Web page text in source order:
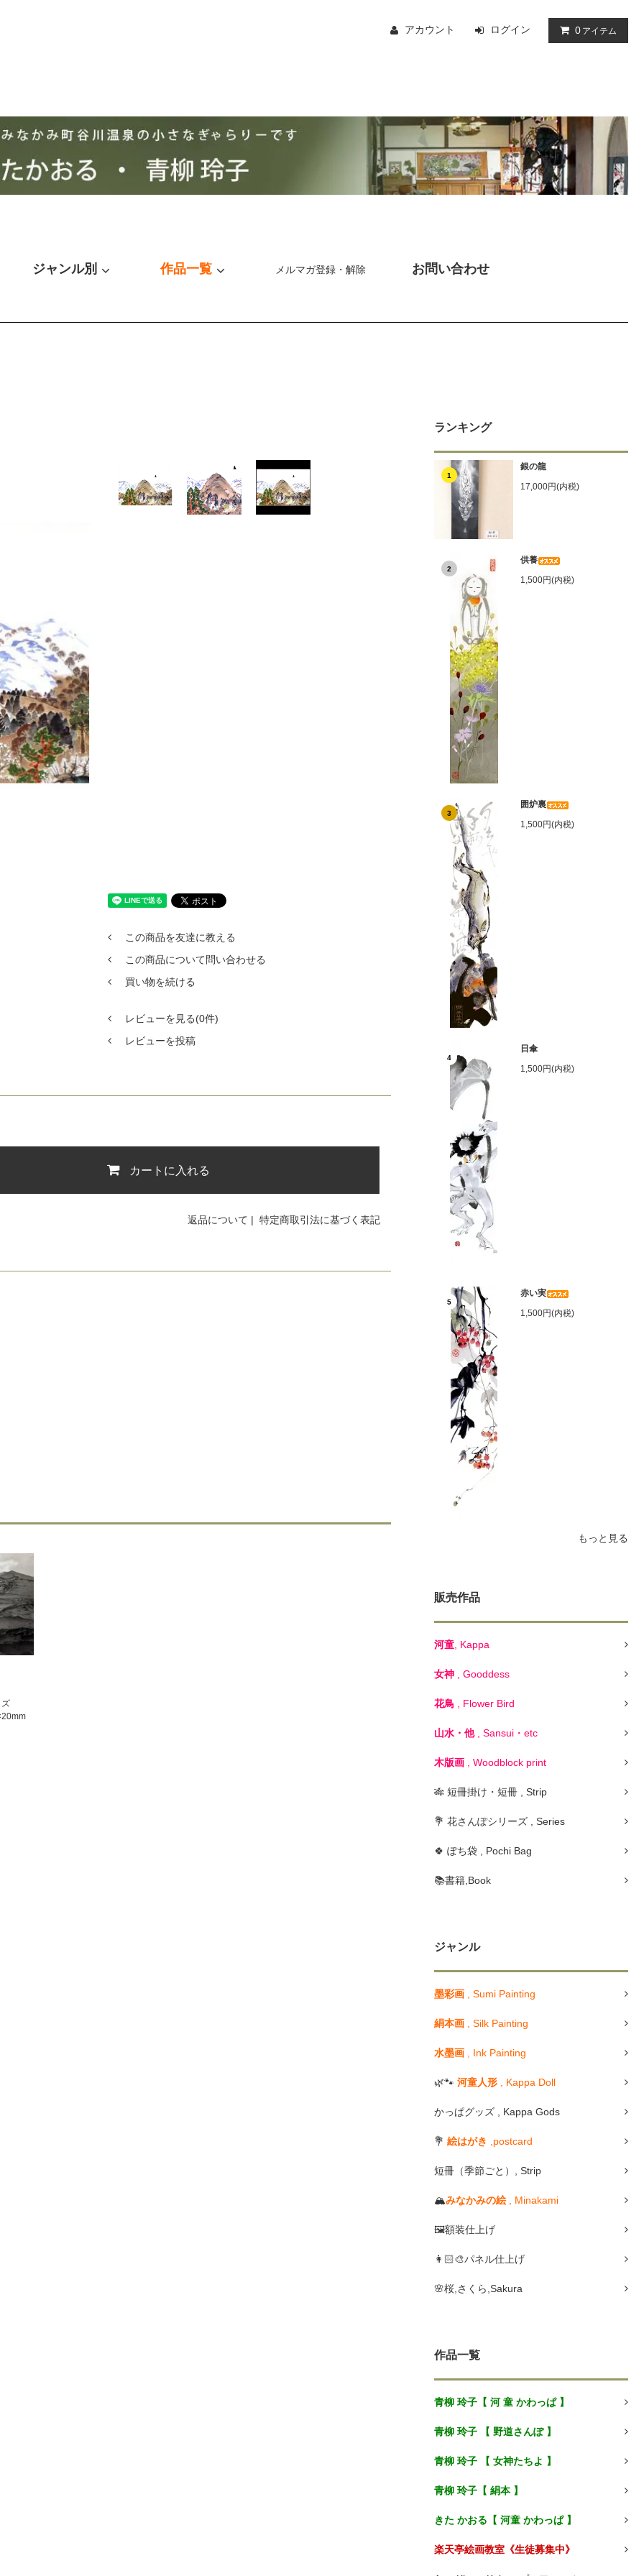
アカウント ログイン 0 アイテム
ジャンル別 作品一覧 メルマガ登録・解除 お問い合わせ
ランキング
1
銀の龍
17,000円(内税)
2
供養
1,500円(内税)
3
囲炉裏
1,500円(内税)
4
日傘
1,500円(内税)
5
赤い実
1,500円(内税)
もっと見る
販売作品
河童, Kappa
女神 , Gooddess
花鳥 , Flower Bird
山水・他, Sansui・etc
木版画 , Woodblock print
🎋 短冊掛け・短冊 , Strip
💐 花さんぽシリーズ , Series
🍀 ぽち袋 , Pochi Bag
📚書籍,Book
ジャンル
墨彩画 , Sumi Painting
絹本画 , Silk Painting
水墨画 , Ink Painting
🌿🐾 河童人形 , Kappa Doll
かっぱグッズ , Kappa Gods
💐 絵はがき ,postcard
短冊（季節ごと）, Strip
🏔みなかみの絵, Minakami
🖼額装仕上げ
👩🏻🎨パネル仕上げ
🌸桜,さくら,Sakura
作品一覧
青柳 玲子【 河 童 かわっぱ 】
青柳 玲子 【 野道さんぽ 】
青柳 玲子 【 女神たちよ 】
青柳 玲子【 絹本 】
きた かおる【 河童 かわっぱ 】
楽天亭絵画教室《生徒募集中》
この商品を友達に教える
この商品について問い合わせる
買い物を続ける
レビューを見る(0件)
レビューを投稿
カートに入れる
返品について | 特定商取引法に基づく表記